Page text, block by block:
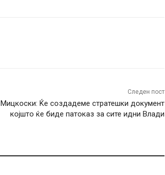
Следен пост
Мицкоски: Ќе создадеме стратешки документ
којшто ќе биде патоказ за сите идни Влади